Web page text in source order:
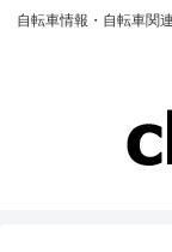
自転車情報・自転車関